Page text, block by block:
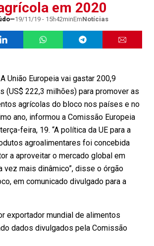
em 2020
19/11/19 - 15h42minEmNotícias
União Europeia vai gastar 200,9
(US$ 222,3 milhões) para promover as
agrícolas do bloco nos países e no
ano, informou a Comissão Europeia
feira, 19. “A política da UE para a
agroalimentares foi concebida
a aproveitar o mercado global em
vez mais dinâmico”, disse o órgão
em comunicado divulgado para a
exportador mundial de alimentos
dados divulgados pela Comissão